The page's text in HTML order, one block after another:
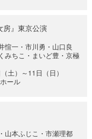
房』東京公演
愃一・市川勇・山口良
みちこ・まいど豊・京極
土）～11日（日）
ール
山本ふじこ・市瀬理都